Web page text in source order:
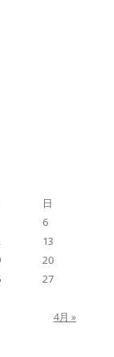
日
4月 »
6
13
20
27